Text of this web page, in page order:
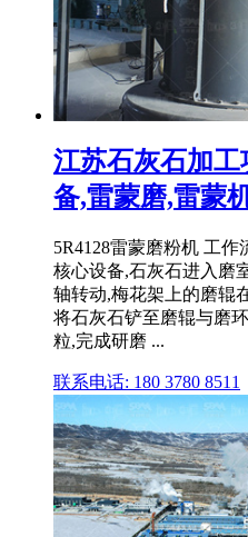
江苏石灰石加
备,雷蒙磨,雷蒙
5R4128雷蒙磨粉机 工作
核心设备,石灰石进入磨
轴转动,梅花架上的磨辊
将石灰石铲至磨辊与磨
粒,完成研磨 ...
联系电话: 180 3780 8511